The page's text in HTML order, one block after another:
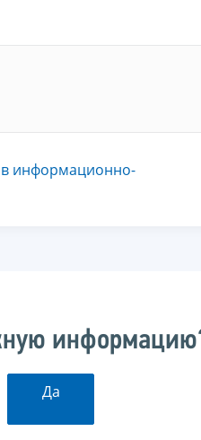
информационно-
Да